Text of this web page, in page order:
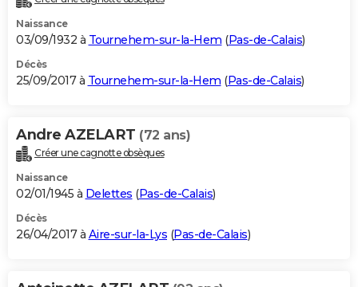
Naissance
03/09/1932 à Tournehem-sur-la-Hem (Pas-de-Calais)
Décès
25/09/2017 à Tournehem-sur-la-Hem (Pas-de-Calais)
Andre AZELART (72 ans)
Créer une cagnotte obsèques
Naissance
02/01/1945 à Delettes (Pas-de-Calais)
Décès
26/04/2017 à Aire-sur-la-Lys (Pas-de-Calais)